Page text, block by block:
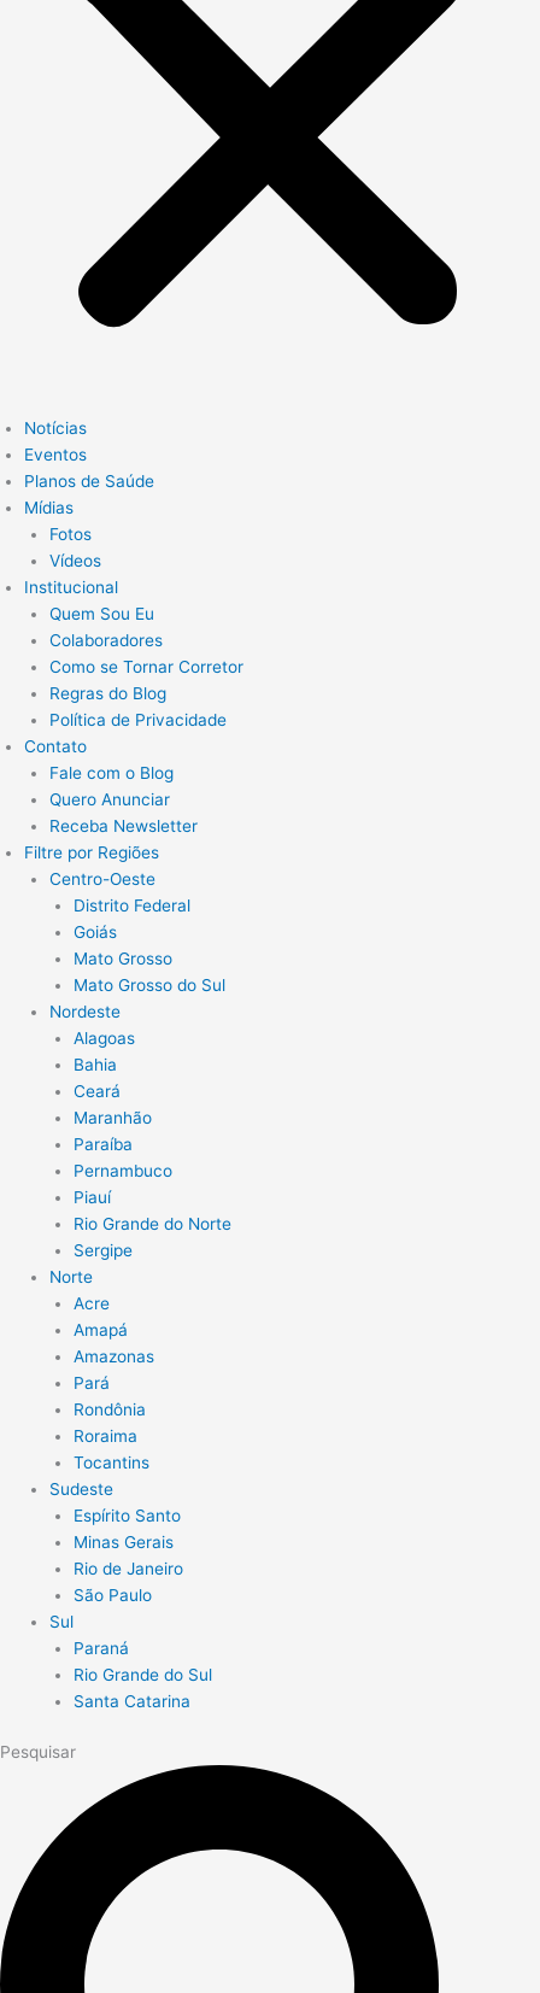
Notícias
Eventos
Planos de Saúde
Mídias
Fotos
Vídeos
Institucional
Quem Sou Eu
Colaboradores
Como se Tornar Corretor
Regras do Blog
Política de Privacidade
Contato
Fale com o Blog
Quero Anunciar
Receba Newsletter
Filtre por Regiões
Centro-Oeste
Distrito Federal
Goiás
Mato Grosso
Mato Grosso do Sul
Nordeste
Alagoas
Bahia
Ceará
Maranhão
Paraíba
Pernambuco
Piauí
Rio Grande do Norte
Sergipe
Norte
Acre
Amapá
Amazonas
Pará
Rondônia
Roraima
Tocantins
Sudeste
Espírito Santo
Minas Gerais
Rio de Janeiro
São Paulo
Sul
Paraná
Rio Grande do Sul
Santa Catarina
Pesquisar